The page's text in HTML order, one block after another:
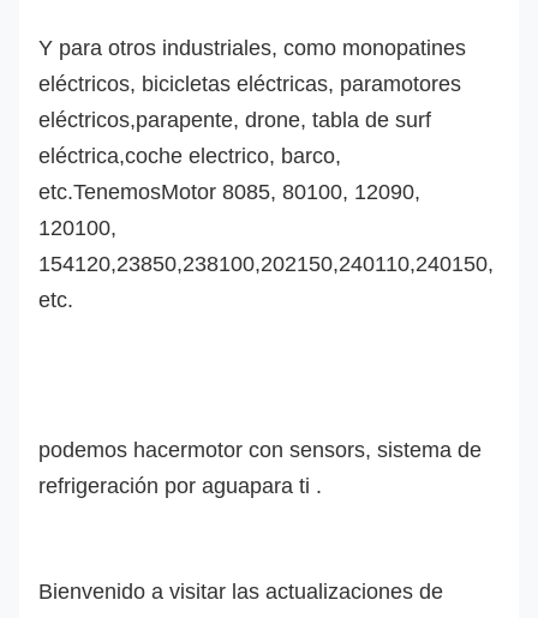
Y para otros industriales, como monopatines
eléctricos, bicicletas eléctricas, paramotores
eléctricos,parapente, drone, tabla de surf
eléctrica,coche electrico, barco,
etc.TenemosMotor 8085, 80100, 12090,
120100,
154120,23850,238100,202150,240110,240150,
etc.
podemos hacermotor con sensors, sistema de
refrigeración por aguapara ti .
Bienvenido a visitar las actualizaciones de